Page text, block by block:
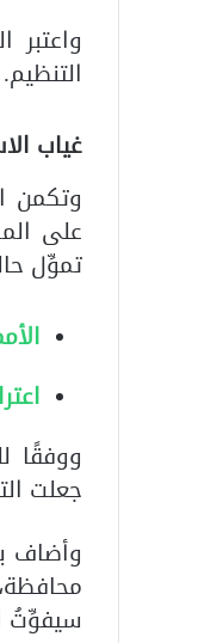
التنظيم.
غياب
وتكمن
على
تموِّل
ووفقًا
جعلت
وأضاف
سيفوِّتُ